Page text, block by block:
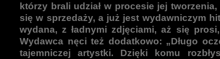
którzy brali udział w procesie jej tworzenia,
się w sprzedaży, a już jest wydawniczym
wydana, z ładnymi zdjęciami, aż się
Wydawca nęci też dodatkowo: „Długo
tajemniczej artystki. Dzięki komu